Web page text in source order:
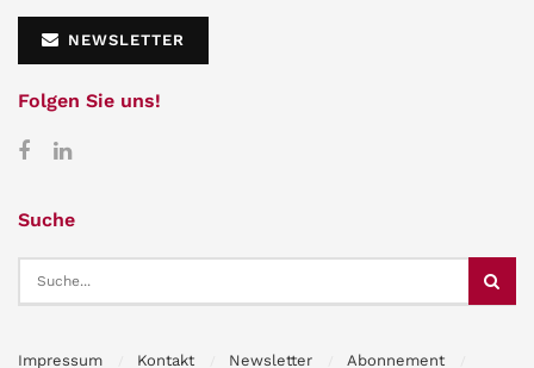
NEWSLETTER
Folgen Sie uns!
Suche
Impressum Kontakt Newsletter Abonnement